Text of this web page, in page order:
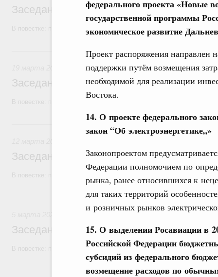
федерального проекта «Новые
государственной программы
экономическое развитие
Проект распоряжения направлен
поддержки путём возмещения
необходимой для реализации
Востока.
14. О проекте федерального
закон “Об электроэнергетике„»
Законопроектом
Федерации полномочием по
рынка, ранее относившихся к
для таких территорий
и розничных рынков
15. О выделении Росавиации в
Российской Федерации
субсидий из федерального
возмещение расходов по
Заседание Правительства (2026 год,
В повестке: проекты федеральных законов, бюджетные
19 марта, четверг
Заседание Правительства (2026 год, №9)
12 марта, четверг
Заседание Правительства (2026 год, №8)
5 марта, четверг
Заседание Правительства (2026 год, №7)
В повестке: проекты федеральных законов, бюджетные